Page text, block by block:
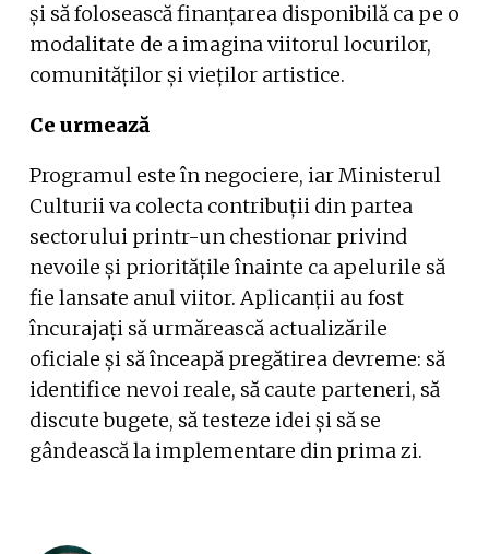
și să folosească finanțarea disponibilă ca pe o
modalitate de a imagina viitorul locurilor,
comunităților și vieților artistice.
Ce urmează
Programul este în negociere, iar Ministerul
Culturii va colecta contribuții din partea
sectorului printr-un chestionar privind
nevoile și prioritățile înainte ca apelurile să
fie lansate anul viitor. Aplicanții au fost
încurajați să urmărească actualizările
oficiale și să înceapă pregătirea devreme: să
identifice nevoi reale, să caute parteneri, să
discute bugete, să testeze idei și să se
gândească la implementare din prima zi.